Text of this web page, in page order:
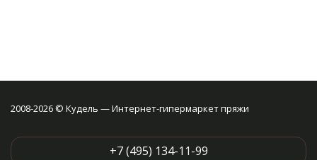
2008-2026 © Кудель — Интернет-гипермаркет пряжи
+7 (495) 134-11-99